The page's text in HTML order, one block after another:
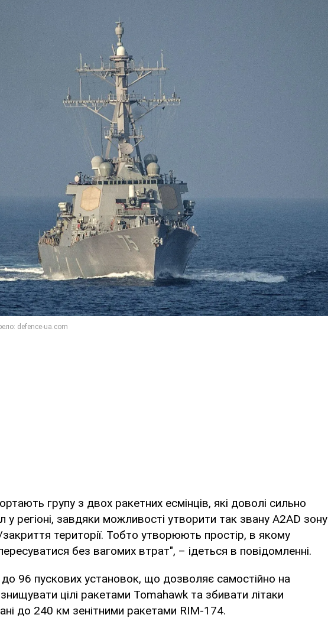
групу з двох ракетних есмінців, які доволі сильно
регіоні, завдяки можливості утворити так звану A2AD зону
території. Тобто утворюють простір, в якому
без вагомих втрат", – ідеться в повідомленні.
96 пускових установок, що дозволяє самостійно на
цілі ракетами Tomahawk та збивати літаки
до 240 км зенітними ракетами RIM-174.